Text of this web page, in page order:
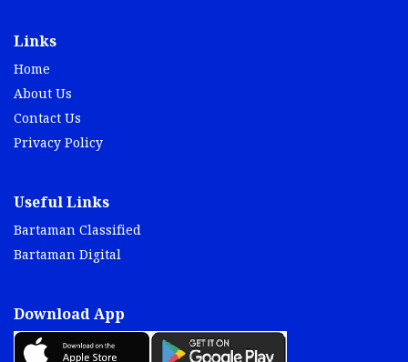
Links
Home
About Us
Contact Us
Privacy Policy
Useful Links
Bartaman Classified
Bartaman Digital
Download App